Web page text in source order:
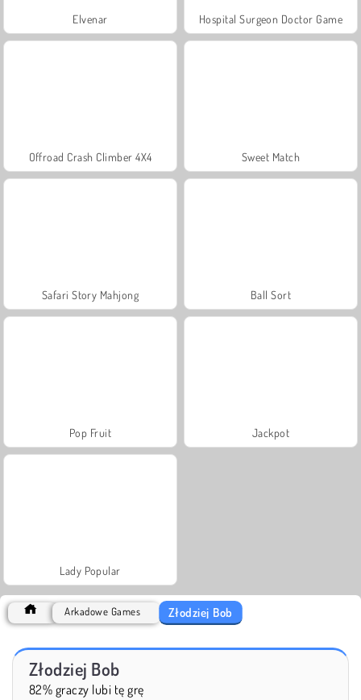
Elvenar Hospital Surgeon Doctor Game
Offroad Crash Climber 4X4 Sweet Match
Safari Story Mahjong Ball Sort
Pop Fruit Jackpot
Lady Popular
Arkadowe Games Złodziej Bob
Złodziej Bob
82% graczy lubi tę grę